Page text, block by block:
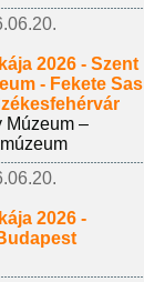
2026 - Szent
- Fekete Sas
Múzeum –
2026 -